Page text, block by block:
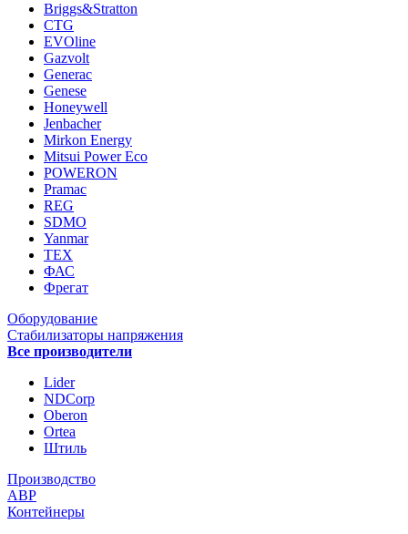
Briggs&Stratton
CTG
EVOline
Gazvolt
Generac
Genese
Honeywell
Jenbacher
Mirkon Energy
Mitsui Power Eco
POWERON
Pramac
REG
SDMO
Yanmar
ТЕХ
ФАС
Фрегат
Оборудование
Стабилизаторы напряжения
Все производители
Lider
NDCorp
Oberon
Ortea
Штиль
Производство
АВР
Контейнеры